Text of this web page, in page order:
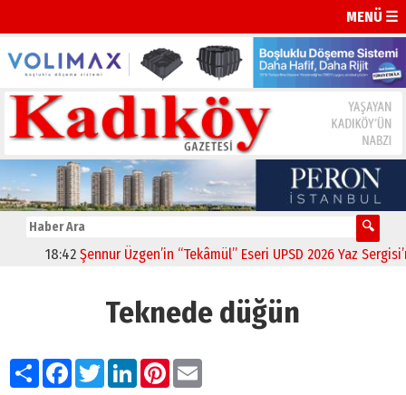
MENÜ ☰
18:42 Şennur Üzgen’in “Tekâmül” Eseri UPSD 2026 Yaz
Teknede düğün
PaylaşFacebook
TwitterLinkedIn
Pinterest
Email